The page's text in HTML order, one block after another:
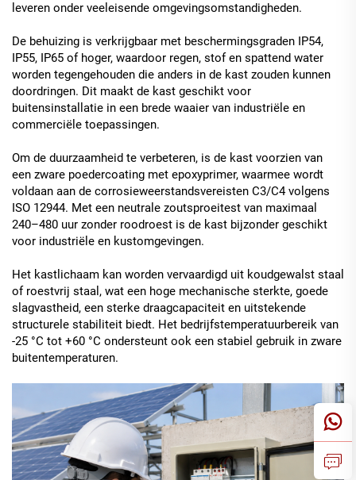
leveren onder veeleisende omgevingsomstandigheden.
De behuizing is verkrijgbaar met beschermingsgraden IP54,
IP55, IP65 of hoger, waardoor regen, stof en spattend water
worden tegengehouden die anders in de kast zouden kunnen
doordringen. Dit maakt de kast geschikt voor
buitensinstallatie in een brede waaier van industriële en
commerciële toepassingen.
Om de duurzaamheid te verbeteren, is de kast voorzien van
een zware poedercoating met epoxyprimer, waarmee wordt
voldaan aan de corrosieweerstandsvereisten C3/C4 volgens
ISO 12944. Met een neutrale zoutsproeitest van maximaal
240–480 uur zonder roodroest is de kast bijzonder geschikt
voor industriële en kustomgevingen.
Het kastlichaam kan worden vervaardigd uit koudgewalst staal
of roestvrij staal, wat een hoge mechanische sterkte, goede
slagvastheid, een sterke draagcapaciteit en uitstekende
structurele stabiliteit biedt. Het bedrijfstemperatuurbereik van
-25 °C tot +60 °C ondersteunt ook een stabiel gebruik in zware
buitentemperaturen.